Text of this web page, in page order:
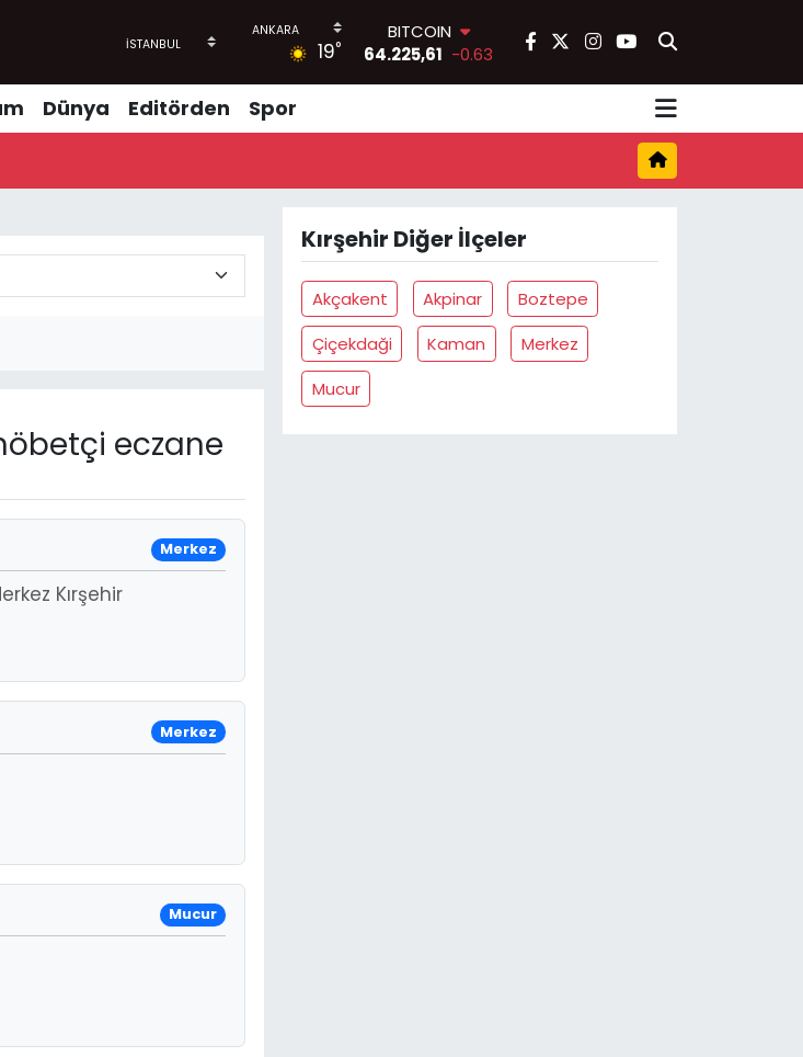
19°
BITCOIN
64.225,61 -0.63
64,2463 0.07
6510.40 0.45
BİST100
13.799 70
Dünya Editörden Spor
eczane
Merkez
Kırşehir
Merkez
Mucur
Kırşehir Diğer İlçeler
Akçakent Akpinar
Boztepe
Çiçekdaği
Kaman
Merkez
Mucur